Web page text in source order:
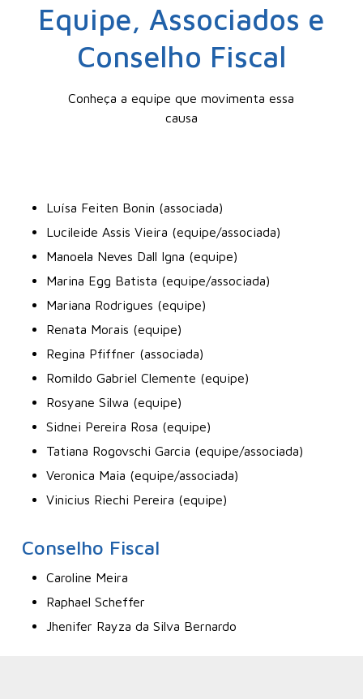
Equipe, Associados e
Conselho Fiscal
Conheça a equipe que movimenta essa
causa
Luísa Feiten Bonin (associada)
Lucileide Assis Vieira (equipe/associada)
Manoela Neves Dall Igna (equipe)
Marina Egg Batista (equipe/associada)
Mariana Rodrigues (equipe)
Renata Morais (equipe)
Regina Pfiffner (associada)
Romildo Gabriel Clemente (equipe)
Rosyane Silwa (equipe)
Sidnei Pereira Rosa (equipe)
Tatiana Rogovschi Garcia (equipe/associada)
Veronica Maia (equipe/associada)
Vinicius Riechi Pereira (equipe)
Conselho Fiscal
Caroline Meira
Raphael Scheffer
Jhenifer Rayza da Silva Bernardo